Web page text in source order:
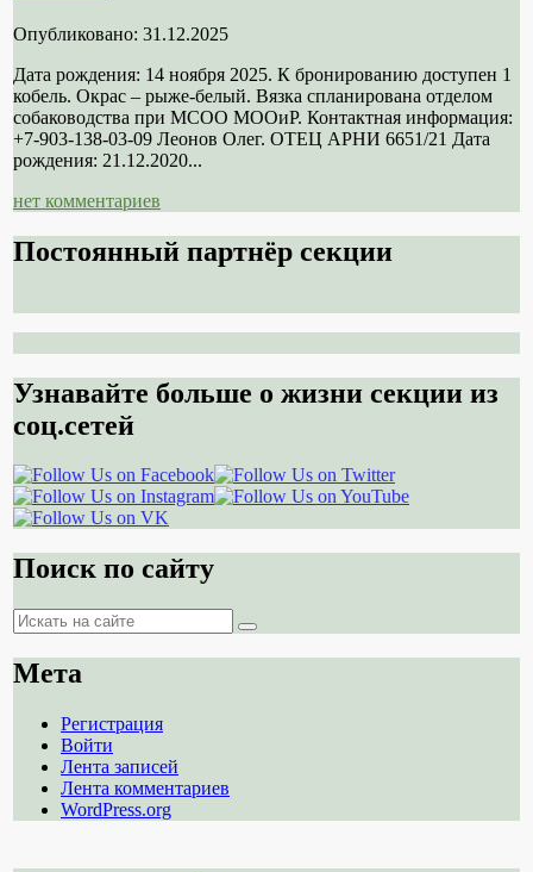
Опубликовано: 31.12.2025
Дата рождения: 14 ноября 2025. К бронированию доступен 1
кобель. Окрас – рыже-белый. Вязка спланирована отделом
собаководства при МСОО МООиР. Контактная информация:
+7-903-138-03-09 Леонов Олег. ОТЕЦ АРНИ 6651/21 Дата
рождения: 21.12.2020...
нет комментариев
Постоянный партнёр секции
Узнавайте больше о жизни секции из
соц.сетей
Поиск по сайту
Поиск
Поиск
Мета
Регистрация
Войти
Лента записей
Лента комментариев
WordPress.org